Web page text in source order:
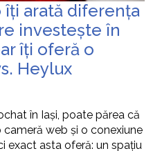
arată diferența
investește în
îți oferă o
Heylux
în Iași, poate părea că
web și o conexiune
exact asta oferă: un spațiu